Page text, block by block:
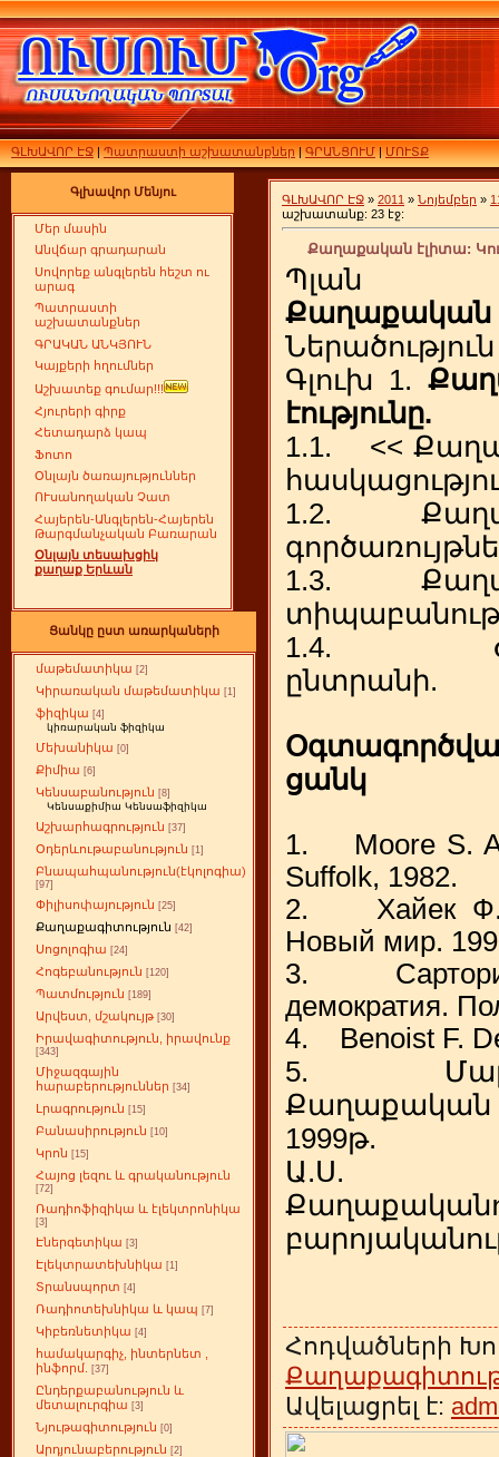
ԳԼԽԱՎՈՐ ԷՋ|Պատրաստի աշխատանքներ|ԳՐԱՆՑՈՒՄ|ՄՈՒՏՔ
Գլխավոր Մենյու
Մեր մասին
Անվճար գրադարան
Սովորեք անգլերեն հեշտ ու
արագ
Պատրաստի
աշխատանքներ
ԳՐԱԿԱՆ ԱՆԿՅՈՒՆ
Կայքերի հղումներ
Աշխատեք գումար!!!
Հյուրերի գիրք
Հետադարձ կապ
Ֆոտո
Օնլայն ծառայություններ
ՈՒսանողական Չատ
Հայերեն-Անգլերեն-Հայերեն
Թարգմանչական Բառարան
Օնլայն տեսախցիկ
քաղաք Երևան
Ցանկը ըստ առարկաների
մաթեմատիկա [2]
Կիրառական մաթեմատիկա [1]
ֆիզիկա [4]
կիռարական ֆիզիկա
Մեխանիկա [0]
Քիմիա [6]
Կենսաբանություն [8]
Կենսաքիմիա Կենսաֆիզիկա
Աշխարհագրություն [37]
Օդերևութաբանություն [1]
Բնապահպանություն(էկոլոգիա)
[97]
Փիլիսոփայություն [25]
Քաղաքագիտություն [42]
Սոցոլոգիա [24]
Հոգեբանություն [120]
Պատմություն [189]
Արվեստ, մշակույթ [30]
Իրավագիտություն, իրավունք
[343]
Միջազգային
հարաբերություններ [34]
Լրագրություն [15]
Բանասիրություն [10]
Կրոն [15]
Հայոց լեզու և գրականություն
[72]
Ռադիոֆիզիկա և էլեկտրոնիկա
[3]
Էներգետիկա [3]
Էլեկտրատեխնիկա [1]
Տրանսպորտ [4]
Ռադիոտեխնիկա և կապ [7]
Կիբեռնետիկա [4]
համակարգիչ, ինտերնետ ,
ինֆորմ.
[37]
Ընդերքաբանություն և
մետալուրգիա [3]
Նյութագիտություն [0]
Արդյունաբերություն [2]
ԳԼԽԱՎՈՐ ԷՋ » 2011 » Նոյեմբեր »
աշխատանք: 23 էջ:
Քաղաքական էլիտա:
Պլան
Քաղաքական
Ներածություն
Գլուխ 1.
էությունը.
1.1. <<
1.2.
1.3.
1.4.
ընտրանի.
ցանկ
1. Moore S.
Suffolk, 1982.
2. Xайек Ф. ”
Новый мир.
3. Сартори
демократия.
4. Benoist F.
5.
1999թ.
Ա.Ս.
Հոդվածների
Ավելացրել է: